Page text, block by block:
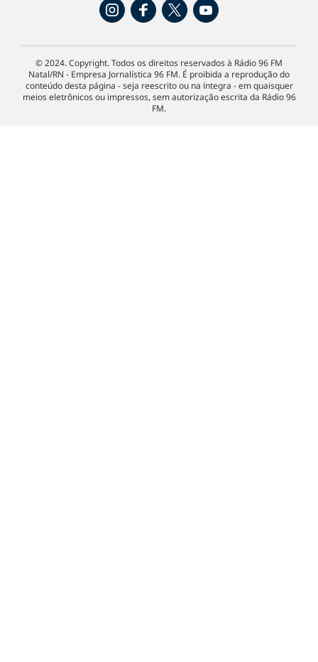
© 2024. Copyright. Todos os direitos reservados à Rádio 96 FM
Natal/RN - Empresa Jornalística 96 FM. É proibida a reprodução do
conteúdo desta página - seja reescrito ou na íntegra - em quaisquer
meios eletrônicos ou impressos, sem autorização escrita da Rádio 96
FM.